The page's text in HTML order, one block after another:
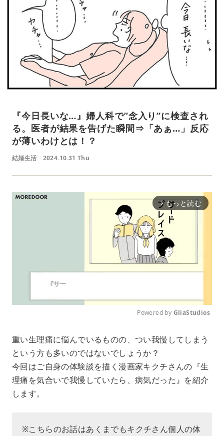
『今日長いな…』婦人科で”念入り”に検査され
る。医者が結果を告げた瞬間⇒「あぁ…」反応
が薄いわけとは！？
結婚生活 2024.10.31 Thu
arrow_forward_ios もっと読む
u
e
Powered by GliaStudios
重い生理痛に悩んでいるものの、つい我慢してしまう
という方も多いのではないでしょうか？
今回はご自身の体験談を描く漫画家キクチさんの『生
理痛を気合いで我慢していたら、病気だった』を紹介
します。
※こちらのお話はあくまでもキクチさん個人の体